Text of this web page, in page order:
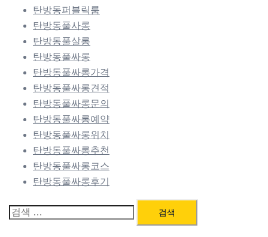
탄방동퍼블릭룸
탄방동풀사롱
탄방동풀살롱
탄방동풀싸롱
탄방동풀싸롱가격
탄방동풀싸롱견적
탄방동풀싸롱문의
탄방동풀싸롱예약
탄방동풀싸롱위치
탄방동풀싸롱추천
탄방동풀싸롱코스
탄방동풀싸롱후기
검